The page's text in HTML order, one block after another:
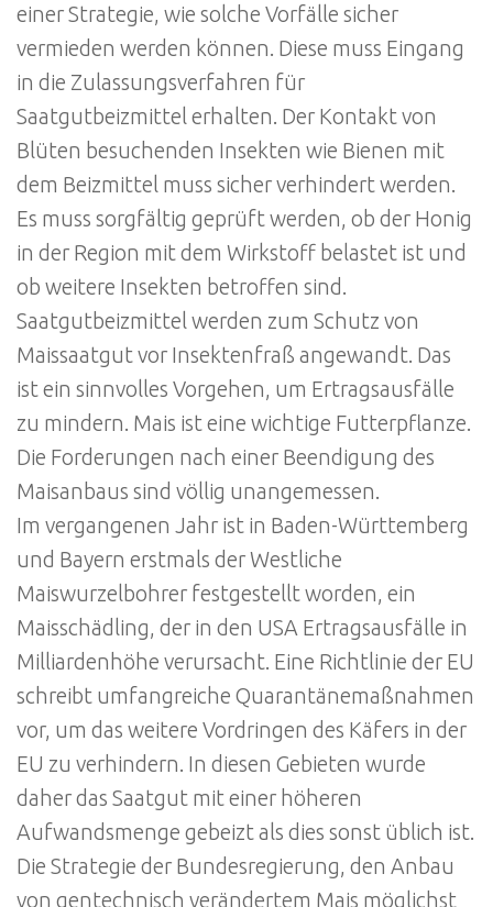
einer Strategie, wie solche Vorfälle sicher
vermieden werden können. Diese muss Eingang
in die Zulassungsverfahren für
Saatgutbeizmittel erhalten. Der Kontakt von
Blüten besuchenden Insekten wie Bienen mit
dem Beizmittel muss sicher verhindert werden.
Es muss sorgfältig geprüft werden, ob der Honig
in der Region mit dem Wirkstoff belastet ist und
ob weitere Insekten betroffen sind.
Saatgutbeizmittel werden zum Schutz von
Maissaatgut vor Insektenfraß angewandt. Das
ist ein sinnvolles Vorgehen, um Ertragsausfälle
zu mindern. Mais ist eine wichtige Futterpflanze.
Die Forderungen nach einer Beendigung des
Maisanbaus sind völlig unangemessen.
Im vergangenen Jahr ist in Baden-Württemberg
und Bayern erstmals der Westliche
Maiswurzelbohrer festgestellt worden, ein
Maisschädling, der in den USA Ertragsausfälle in
Milliardenhöhe verursacht. Eine Richtlinie der EU
schreibt umfangreiche Quarantänemaßnahmen
vor, um das weitere Vordringen des Käfers in der
EU zu verhindern. In diesen Gebieten wurde
daher das Saatgut mit einer höheren
Aufwandsmenge gebeizt als dies sonst üblich ist.
Die Strategie der Bundesregierung, den Anbau
von gentechnisch verändertem Mais möglichst